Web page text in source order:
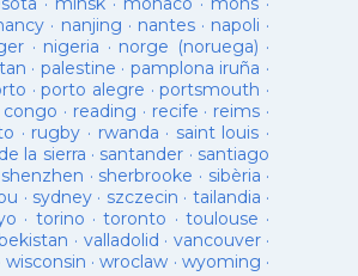
· nanjing · nantes· napoli ·
· nigeria · norge (noruega) ·
· palestine · pamplona iruña ·
·porto alegre ·portsmouth ·
congo · reading · recife · reims ·
· rugby · rwanda · saint louis ·
la sierra · santander · santiago
shenzhen · sherbrooke · sibèria ·
· sydney · szczecin · tailandia ·
· torino ·toronto · toulouse ·
· valladolid · vancouver·
wisconsin ·wroclaw · wyoming ·